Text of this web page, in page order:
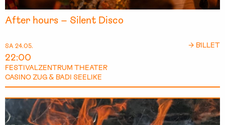
SA 24.05.
22:00
FESTIVALZENTRUM THEATER
CASINO ZUG & BADI SEELIKE
After hours – Silent Disco
→ BILLET